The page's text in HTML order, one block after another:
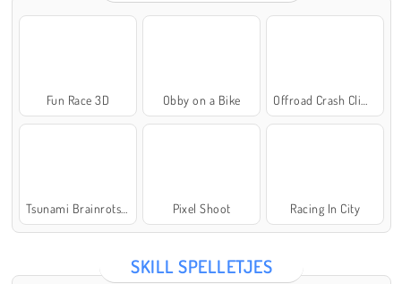
Fun Race 3D Obby on a Bike
Pixel Shoot Racing In City
SKILL SPELLETJES